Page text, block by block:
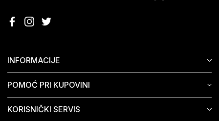
INFORMACIJE
POMOĆ PRI KUPOVINI
KORISNIČKI SERVIS